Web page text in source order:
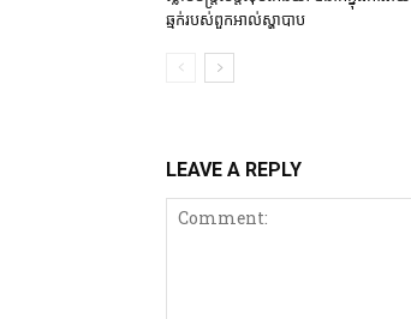
ឆ្មក់របស់ពួកអាល់ស្ហាបាប
LEAVE A REPLY